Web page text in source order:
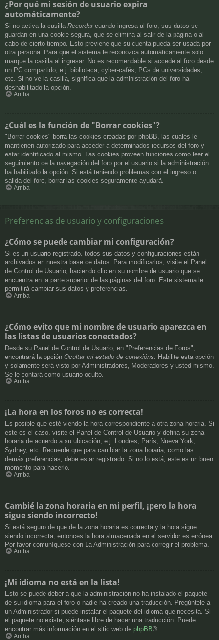
¿Por qué mi sesión de usuario expira
automáticamente?
Si no activa la casilla Recordarcuando ingresa al foro, sus datos se
guardan en una cookie segura, que se elimina al salir de la página o al
cabo de cierto tiempo. Esto previene que su cuenta pueda ser usada por
otra persona. Para que el sistema le reconozca automáticamente solo
marque la casilla al ingresar. No es recomendable si accede al foro desde
un PC compartido, e.j. biblioteca, cyber-cafés, PCs de universidades,
etc. Si no ve la casilla, significa que la administración del foro ha
deshabilitado la opción.
Arriba
¿Cuál es la función de "Borrar cookies"?
"Borrar cookies" borra las cookies creadas por phpBB, las cuales le
mantienen autorizado para acceder a determinados recursos del foro y
estar identificado al mismo. Las cookies proveen funciones como leer el
seguimiento de la navegación del foro por el usuario si la administración
ha habilitado la opción. Si está teniendo problemas con el ingreso o
salida del foro, borrar las cookies seguramente ayudará.
Arriba
Preferencias de usuario y configuraciones
¿Cómo se puede cambiar mi configuración?
Si es un usuario registrado, todos sus datos y configuraciones están
archivados en nuestra base de datos. Para modificarlos, visite el Panel
de Control de Usuario; haciendo clic en su nombre de usuario que se
encuentra en la parte superior de las páginas del foro. Este sistema le
permitirá cambiar sus datos y preferencias.
Arriba
¿Cómo evito que mi nombre de usuario aparezca en
las listas de usuarios conectados?
Desde su Panel de Control de Usuario, en "Preferencias de Foros",
encontrará la opción Ocultar mi estado de conexións . Habilite esta opción
y solamente será visto por Administradores, Moderadores y usted mismo.
Se le contará como usuario oculto.
Arriba
¡La hora en los foros no es correcta!
Es posible que esté viendo la hora correspondiente a otra zona horaria. Si
este es el caso, visite el Panel de Control de Usuario y defina su zona
horaria de acuerdo a su ubicación, e.j. Londres, París, Nueva York,
Sydney, etc. Recuerde que para cambiar la zona horaria, como las
demás preferencias, debe estar registrado. Si no lo está, este es un buen
momento para hacerlo.
Arriba
Cambié la zona horaria en mi perfil, ¡pero la hora
sigue siendo incorrecto!
Si está seguro de que de la zona horaria es correcta y la hora sigue
siendo incorrecta, entonces la hora almacenada en el servidor es errónea.
Por favor comuníquese con La Administración para corregir el problema.
Arriba
¡Mi idioma no está en la lista!
Esto se puede deber a que la administración no ha instalado el paquete
de su idioma para el foro o nadie ha creado una traducción. Pregúntele a
un Administrador si puede instalar el paquete del idioma que necesita. Si
el paquete no existe, siéntase libre de hacer una traducción. Puede
encontrar más información en el sitio web de phpBB®
Arriba